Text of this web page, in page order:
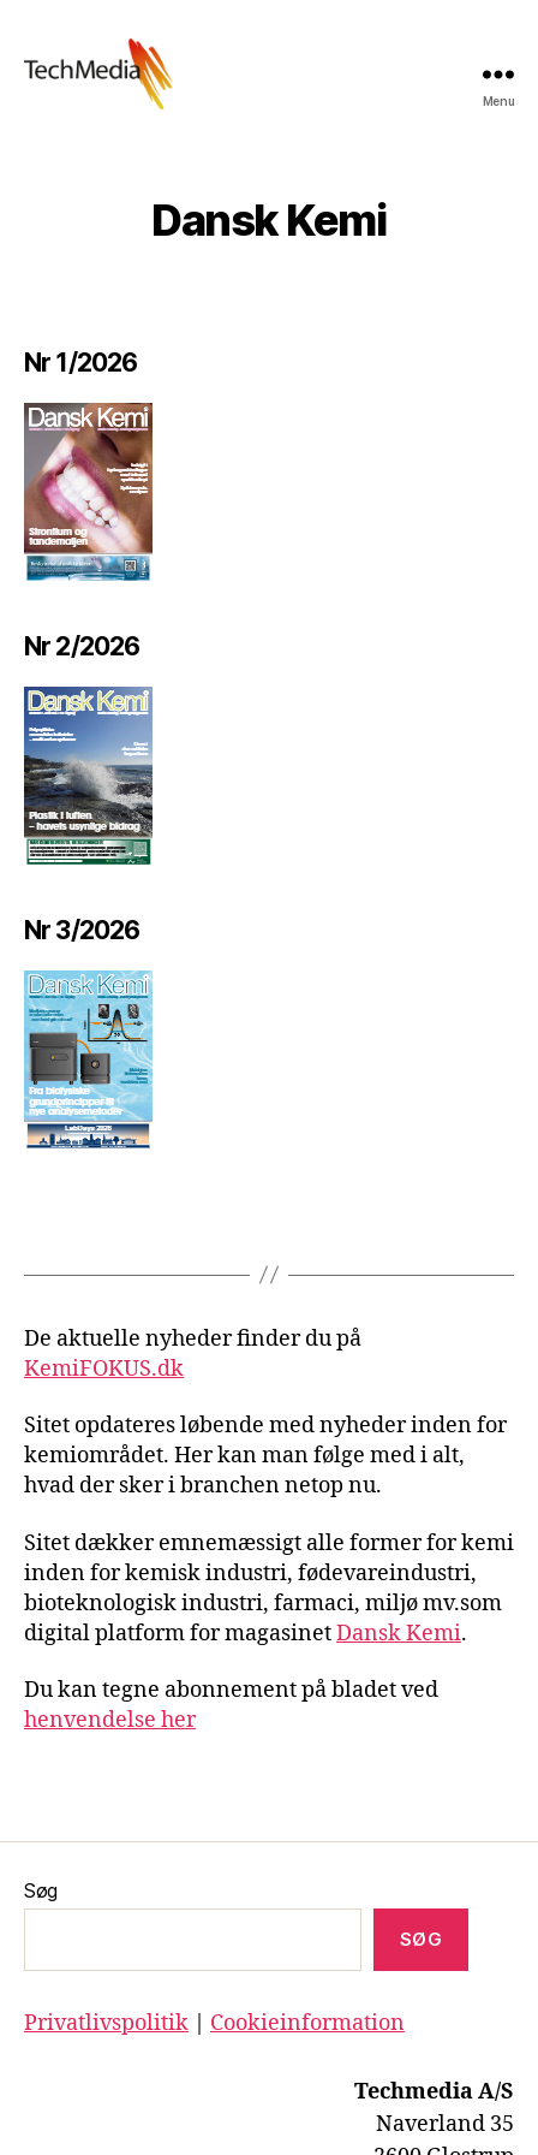
Menu
Dansk Kemi
Nr 1/2026
Nr 2/2026
Nr 3/2026
De aktuelle nyheder finder du på
KemiFOKUS.dk
Sitet opdateres løbende med nyheder inden for
kemiområdet. Her kan man følge med i alt,
hvad der sker i branchen netop nu.
Sitet dækker emnemæssigt alle former for kemi
inden for kemisk industri, fødevareindustri,
bioteknologisk industri, farmaci, miljø mv.som
digital platform for magasinetDansk Kemi.
Du kan tegne abonnement på bladet ved
henvendelse her
Søg
SØG
Privatlivspolitik Cookieinformation
Techmedia A/S
Naverland 35